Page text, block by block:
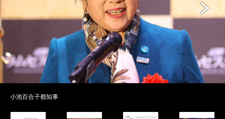
小池百合子都知事